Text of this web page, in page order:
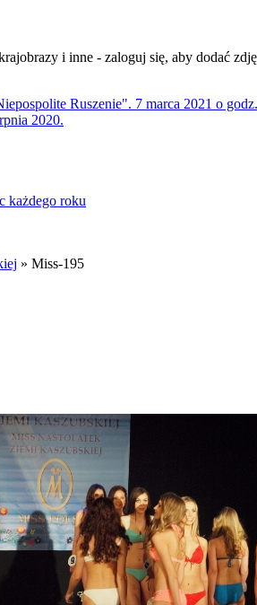
i inne - zaloguj się, aby dodać
Ruszenie". 7 marca 2021 o
2020.
każdego roku
» Miss-195